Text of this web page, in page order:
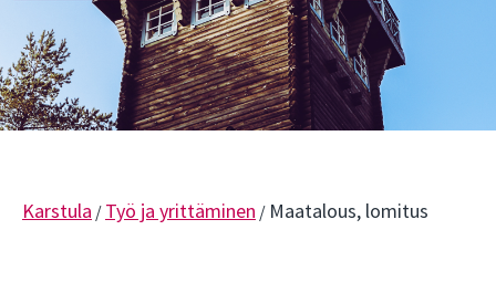
Karstula /Työ ja yrittäminen / Maatalous, lomitus